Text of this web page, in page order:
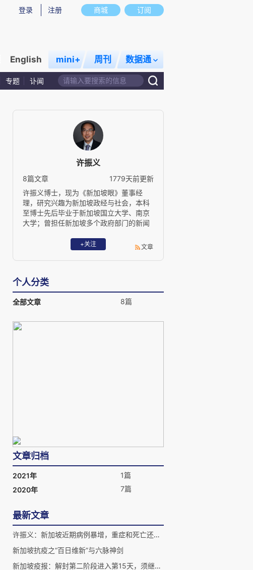
商城 订阅
登录 注册
English mini+ 周刊 数据通
专题 讣闻
许振义
8篇文章
1779天前更新
许振义博士，现为《新加坡眼》董事经
理，研究兴趣为新加坡政经与社会，本科
至博士先后毕业于新加坡国立大学、南京
大学；曾担任新加坡多个政府部门的新闻
新加坡国立大学亚洲事务处主任等职。
+关注 文章
个人分类
全部文章 8篇
文章归档
2021年
1篇
2020年
7篇
最新文章
许振义：新加坡近期病例暴增，重症和死亡还能否维持在低位？
新加坡抗疫之“百日维新”与六脉神剑
新加坡疫报：解封第二阶段进入第15天，须继续压平峰值